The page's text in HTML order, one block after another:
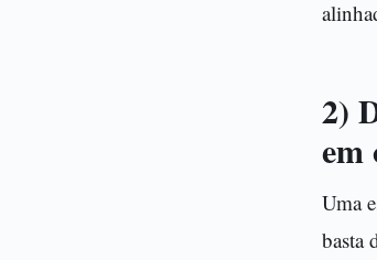
2)
em
Uma
basta